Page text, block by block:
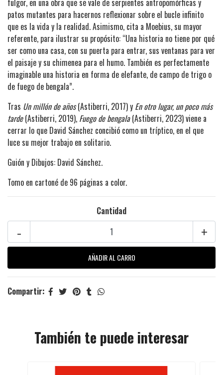
fulgor, en una obra que se vale de serpientes antropomórficas y
patos mutantes para hacernos reflexionar sobre el bucle infinito
que es la vida y la realidad. Asimismo, cita a Moebius, su mayor
referente, para ilustrar su propósito: “Una historia no tiene por qué
ser como una casa, con su puerta para entrar, sus ventanas para ver
el paisaje y su chimenea para el humo. También es perfectamente
imaginable una historia en forma de elefante, de campo de trigo o
de fuego de bengala”.
Tras Un millón de años(Astiberri, 2017) y En otro lugar, un poco más
tarde(Astiberri, 2019), Fuego de bengala(Astiberri, 2023) viene a
cerrar lo que David Sánchez concibió como un tríptico, en el que
luce su mejor trabajo en solitario.
Guión y Dibujos: David Sánchez.
Tomo en cartoné de 96 páginas a color.
Cantidad
+
-
Compartir:
También te puede interesar